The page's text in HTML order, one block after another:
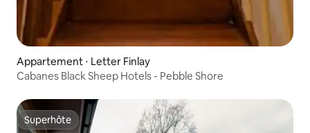
Appartement ⋅ Letter Finlay
Cabanes Black Sheep Hotels - Pebble Shore
Superhôte
Superhôte